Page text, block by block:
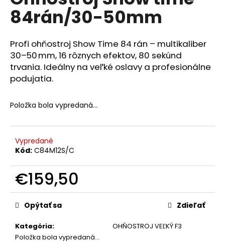
0,0
z
hviezdičiek.
84rán/30-50mm
Profi ohňostroj Show Time 84 rán – multikaliber
30–50 mm, 16 rôznych efektov, 80 sekúnd
trvania. Ideálny na veľké oslavy a profesionálne
podujatia.
Položka bola vypredaná…
Vypredané
Kód: C84M12S/C
€159,50
Jednotková
cena:
Kategória:
OHŇOSTROJ VEĽKÝ F3
Položka bola vypredaná…
Opýtať sa Zdieľať
O
á
j
s
ť
?
p
o
č
a